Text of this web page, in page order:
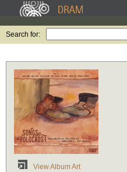
Search for:
View Album Art